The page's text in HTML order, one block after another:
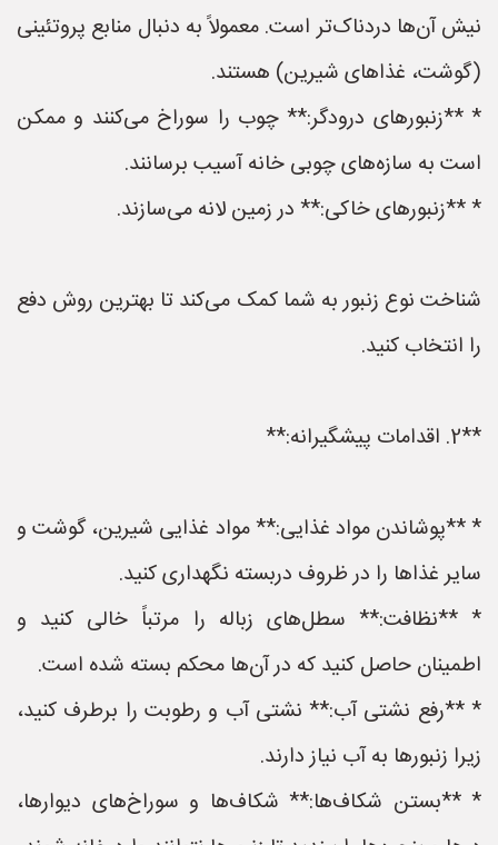
نیش آن‌ها دردناک‌تر است. معمولاً به دنبال منابع پروتئینی
(گوشت، غذاهای شیرین) هستند.
* **زنبورهای درودگر:** چوب را سوراخ می‌کنند و ممکن
است به سازه‌های چوبی خانه آسیب برسانند.
* **زنبورهای خاکی:** در زمین لانه می‌سازند.
شناخت نوع زنبور به شما کمک می‌کند تا بهترین روش دفع
را انتخاب کنید.
**2. اقدامات پیشگیرانه:**
* **پوشاندن مواد غذایی:** مواد غذایی شیرین، گوشت و
سایر غذاها را در ظروف دربسته نگهداری کنید.
* **نظافت:** سطل‌های زباله را مرتباً خالی کنید و
اطمینان حاصل کنید که در آن‌ها محکم بسته شده است.
* **رفع نشتی آب:** نشتی آب و رطوبت را برطرف کنید،
زیرا زنبورها به آب نیاز دارند.
* **بستن شکاف‌ها:** شکاف‌ها و سوراخ‌های دیوارها،